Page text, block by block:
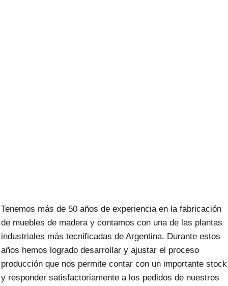
Tenemos más de 50 años de experiencia en la fabricación
de muebles de madera y contamos con una de las plantas
industriales más tecnificadas de Argentina. Durante estos
años hemos logrado desarrollar y ajustar el proceso
producción que nos permite contar con un importante stock
y responder satisfactoriamente a los pedidos de nuestros